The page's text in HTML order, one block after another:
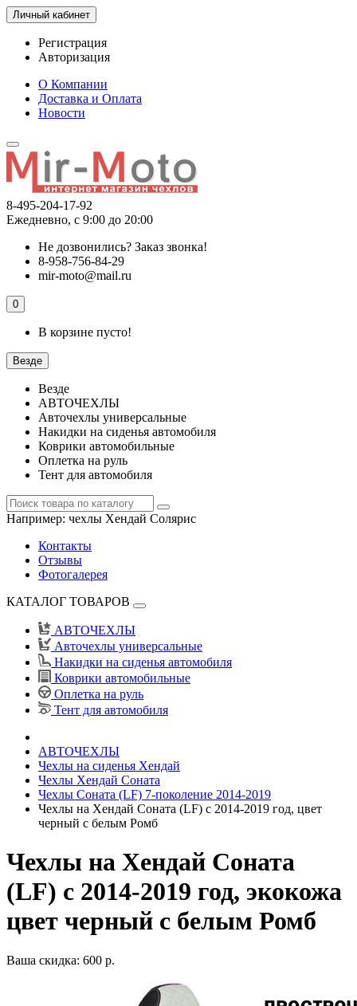
Личный кабинет
Регистрация
Авторизация
О Компании
Доставка и Оплата
Новости
8-495-204-17-92
Ежедневно, с 9:00 до 20:00
Не дозвонились? Заказ звонка!
8-958-756-84-29
mir-moto@mail.ru
0
В корзине пусто!
Везде
Везде
АВТОЧЕХЛЫ
Авточехлы универсальные
Накидки на сиденья автомобиля
Коврики автомобильные
Оплетка на руль
Тент для автомобиля
Например: чехлы Хендай Солярис
Контакты
Отзывы
Фотогалерея
КАТАЛОГ ТОВАРОВ
АВТОЧЕХЛЫ
Авточехлы универсальные
Накидки на сиденья автомобиля
Коврики автомобильные
Оплетка на руль
Тент для автомобиля
АВТОЧЕХЛЫ
Чехлы на сиденья Хендай
Чехлы Хендай Соната
Чехлы Соната (LF) 7-поколение 2014-2019
Чехлы на Хендай Соната (LF) с 2014-2019 год, цвет
черный с белым Ромб
Чехлы на Хендай Соната
(LF) с 2014-2019 год, экокожа
цвет черный с белым Ромб
Ваша скидка: 600 р.